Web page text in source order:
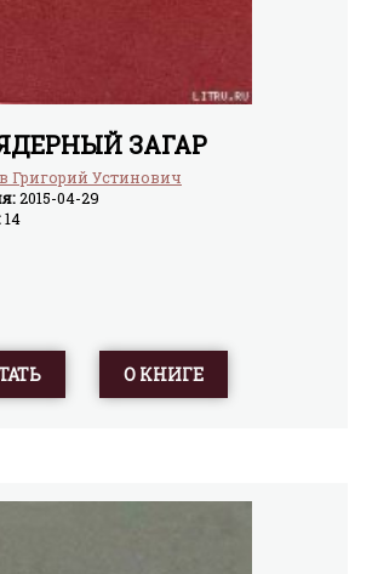
ЗАГАР
Григорий Устинович
2015-04-29
14
О КНИГЕ